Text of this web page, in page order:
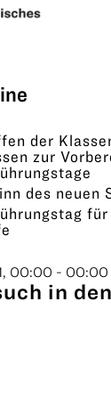
der
zur
des neuen
00:00 - 00:00
in